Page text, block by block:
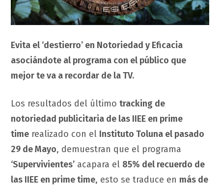
Evita el ‘destierro’ en Notoriedad y Eficacia
asociándote al programa con el público que
mejor te va a recordar de la TV.
Los resultados del último tracking de
notoriedad publicitaria de las IIEE en prime
time realizado con el Instituto Toluna el pasado
29 de Mayo, demuestran que el programa
‘Supervivientes’ acapara el 85% del recuerdo de
las IIEE en prime time, esto se traduce en más de